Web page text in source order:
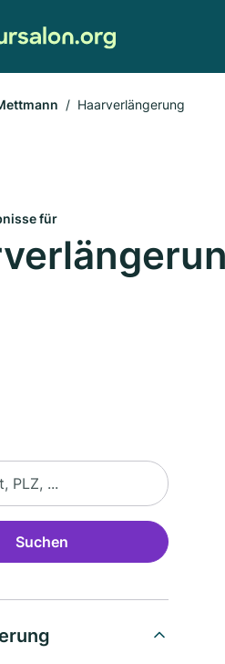
Haarverlängerung
für
Suchen